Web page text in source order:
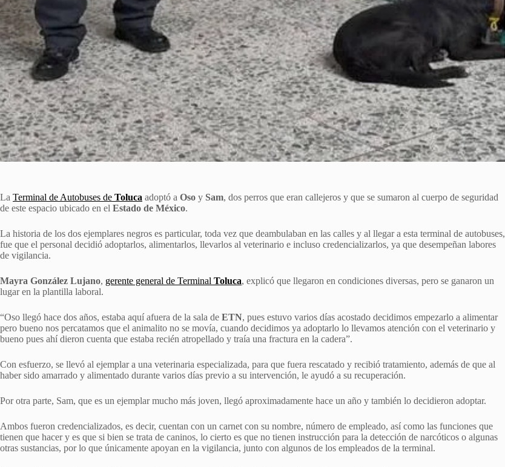
La Terminal de Autobuses de Toluca adoptó a Oso y Sam, dos perros que eran callejeros y que se sumaron al cuerpo de seguridad
de este espacio ubicado en el Estado de México.
La historia de los dos ejemplares negros es particular, toda vez que deambulaban en las calles y al llegar a esta terminal de autobuses,
fue que el personal decidió adoptarlos, alimentarlos, llevarlos al veterinario e incluso credencializarlos, ya que desempeñan labores
de vigilancia.
Mayra González Lujano, gerente general de Terminal Toluca, explicó que llegaron en condiciones diversas, pero se ganaron un
lugar en la plantilla laboral.
“Oso llegó hace dos años, estaba aquí afuera de la sala de ETN, pues estuvo varios días acostado decidimos empezarlo a alimentar
pero bueno nos percatamos que el animalito no se movía, cuando decidimos ya adoptarlo lo llevamos atención con el veterinario y
bueno pues ahí dieron cuenta que estaba recién atropellado y traía una fractura en la cadera”.
Con esfuerzo, se llevó al ejemplar a una veterinaria especializada, para que fuera rescatado y recibió tratamiento, además de que al
haber sido amarrado y alimentado durante varios días previo a su intervención, le ayudó a su recuperación.
Por otra parte, Sam, que es un ejemplar mucho más joven, llegó aproximadamente hace un año y también lo decidieron adoptar.
Ambos fueron credencializados, es decir, cuentan con un carnet con su nombre, número de empleado, así como las funciones que
tienen que hacer y es que si bien se trata de caninos, lo cierto es que no tienen instrucción para la detección de narcóticos o algunas
otras sustancias, por lo que únicamente apoyan en la vigilancia, junto con algunos de los empleados de la terminal.